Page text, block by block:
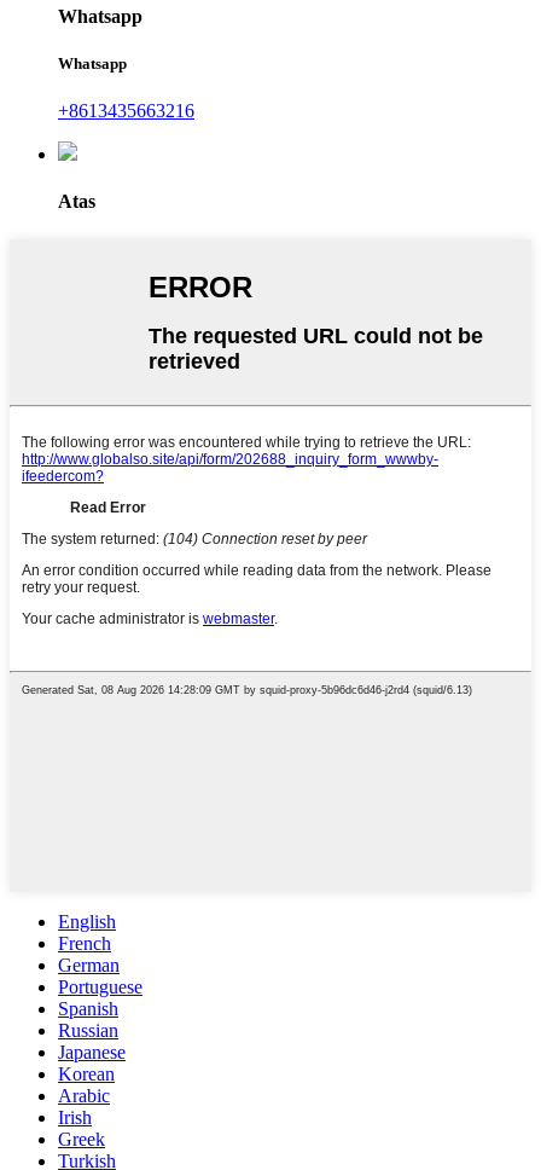
Whatsapp
Whatsapp
+8613435663216
Atas
English
French
German
Portuguese
Spanish
Russian
Japanese
Korean
Arabic
Irish
Greek
Turkish